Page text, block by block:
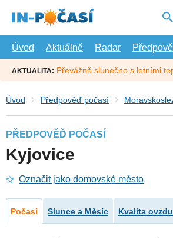
hlavní
Úvod
Aktuálně Radar
AKTUALITA: Převážně slunečno s letními
Úvod Předpověď počasí
PŘEDPOVĚĎ POČASÍ
Kyjovice
Označit jako domovské město
Počasí Slunce a Měsíc Kvalita